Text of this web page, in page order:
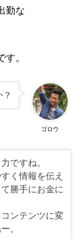
勤な
。
ゴロウ
ですね。
く情報を伝え
勝手にお金に
ンテンツに変
。